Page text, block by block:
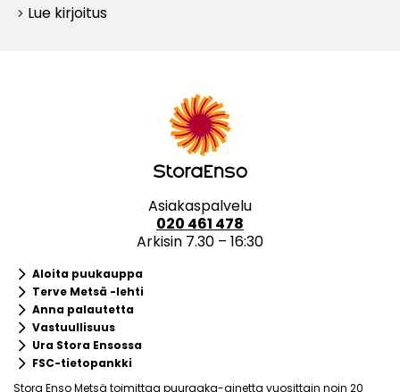
keyboard_arrow_right Lue kirjoitus
Asiakaspalvelu
020 461 478
Arkisin 7.30 – 16:30
keyboard_arrow_rightAloita puukauppa
keyboard_arrow_rightTerve Metsä -lehti
keyboard_arrow_rightAnna palautetta
keyboard_arrow_rightVastuullisuus
keyboard_arrow_rightUra Stora Ensossa
keyboard_arrow_rightFSC-tietopankki
Stora Enso Metsä toimittaa puuraaka-ainetta vuosittain noin 20